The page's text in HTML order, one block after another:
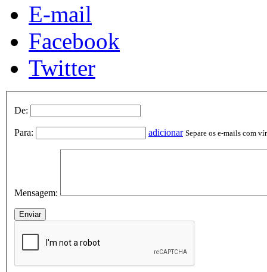
E-mail
Facebook
Twitter
De:
Para: adicionar Separe os e-mails com
Mensagem: